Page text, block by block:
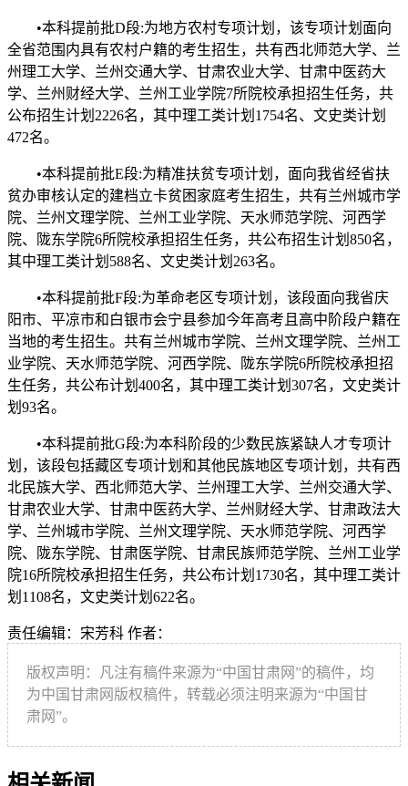
•本科提前批D段:为地方农村专项计划，该专项计划面向
全省范围内具有农村户籍的考生招生，共有西北师范大学、兰
州理工大学、兰州交通大学、甘肃农业大学、甘肃中医药大
学、兰州财经大学、兰州工业学院7所院校承担招生任务，共
公布招生计划2226名，其中理工类计划1754名、文史类计划
472名。
•本科提前批E段:为精准扶贫专项计划，面向我省经省扶
贫办审核认定的建档立卡贫困家庭考生招生，共有兰州城市学
院、兰州文理学院、兰州工业学院、天水师范学院、河西学
院、陇东学院6所院校承担招生任务，共公布招生计划850名，
其中理工类计划588名、文史类计划263名。
•本科提前批F段:为革命老区专项计划，该段面向我省庆
阳市、平凉市和白银市会宁县参加今年高考且高中阶段户籍在
当地的考生招生。共有兰州城市学院、兰州文理学院、兰州工
业学院、天水师范学院、河西学院、陇东学院6所院校承担招
生任务，共公布计划400名，其中理工类计划307名，文史类计
划93名。
•本科提前批G段:为本科阶段的少数民族紧缺人才专项计
划，该段包括藏区专项计划和其他民族地区专项计划，共有西
北民族大学、西北师范大学、兰州理工大学、兰州交通大学、
甘肃农业大学、甘肃中医药大学、兰州财经大学、甘肃政法大
学、兰州城市学院、兰州文理学院、天水师范学院、河西学
院、陇东学院、甘肃医学院、甘肃民族师范学院、兰州工业学
院16所院校承担招生任务，共公布计划1730名，其中理工类计
划1108名，文史类计划622名。
责任编辑：宋芳科 作者：
版权声明：凡注有稿件来源为“中国甘肃网”的稿件，均
为中国甘肃网版权稿件，转载必须注明来源为“中国甘
肃网”。